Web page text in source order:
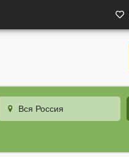
Вся Россия